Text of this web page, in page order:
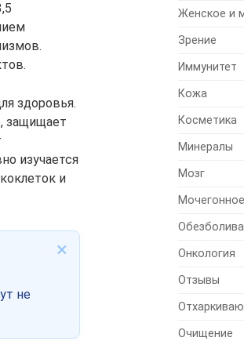
здоровья.
защищает
изучается
и
×
не
Женское и
Зрение
Иммунитет
Кожа
Косметика
Минералы
Мозг
Мочегонное
Онкология
Отзывы
Очищение